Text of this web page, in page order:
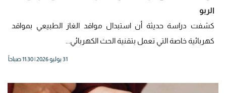
الربو
كشفت دراسة حديثة أن استبدال مواقد الغاز الطبيعي بمواقد
كهربائية خاصة التي تعمل بتقنية الحث الكهربائي...
31 يوليو 2026 | 11:30 صباحاً